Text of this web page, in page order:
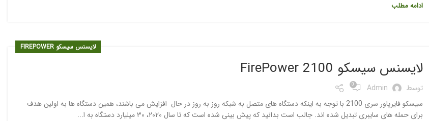
ادامه مطلب
لایسنس سیسکو FIREPOWER
لایسنس سیسکو 2100 FirePower
توسط Admin
0
سیسکو فایرپاور سری 2100 با توجه به اینکه دستگاه های متصل به شبکه روز به روز در حال افزایش می باشند، همین دستگاه ها به اولین هدف
برای حمله های سایبری تبدیل شده اند. جالب است بدانید که پیش بینی شده است که تا سال ۲۰۲۰، ۳۰ میلیارد دستگاه به ا...